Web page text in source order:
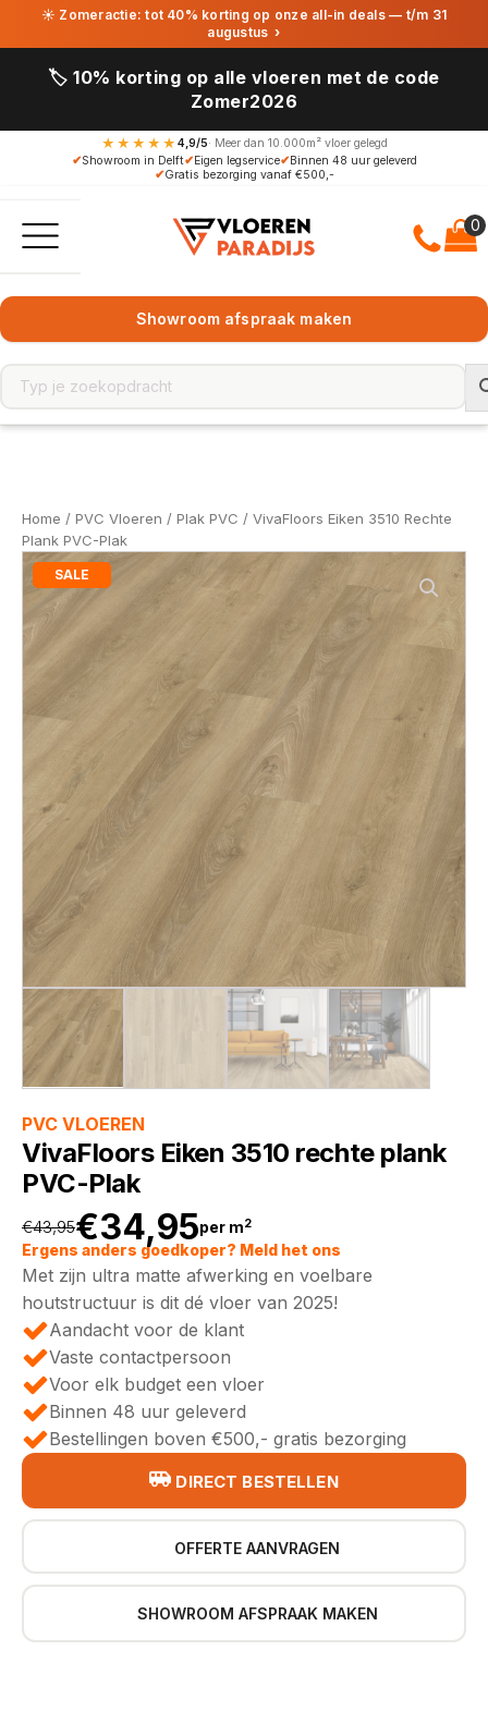
☀ Zomeractie: tot 40% korting op onze all-in deals — t/m 31
augustus ›
🏷️ 10% korting op alle vloeren met de code
Zomer2026
★★★★★ 4,9/5· Meer dan 10.000m² vloer gelegd
✔Showroom in Delft✔Eigen legservice✔Binnen 48 uur geleverd
✔Gratis bezorging vanaf €500,-
Showroom afspraak maken
Home / PVC Vloeren / Plak PVC / VivaFloors Eiken 3510 Rechte
Plank PVC-Plak
SALE
PVC VLOEREN
VivaFloors Eiken 3510 rechte plank
PVC-Plak
€43,95
Oorspronkelijke
prijs
was:
€43,95.
€34,95
Huidige
prijs
is:
€34,95.
per m2
Ergens anders goedkoper? Meld het ons
Met zijn ultra matte afwerking en voelbare
houtstructuur is dit dé vloer van 2025!
Aandacht voor de klant
Vaste contactpersoon
Voor elk budget een vloer
Binnen 48 uur geleverd
Bestellingen boven €500,- gratis bezorging
DIRECT BESTELLEN
OFFERTE AANVRAGEN
SHOWROOM AFSPRAAK MAKEN